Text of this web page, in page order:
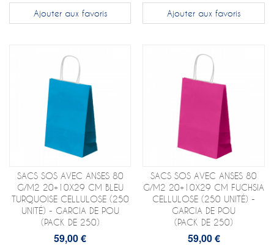
Ajouter aux favoris Ajouter aux favoris
SACS SOS AVEC ANSES 80
G/M2 20+10X29 CM BLEU
TURQUOISE CELLULOSE (250
UNITÉ) - GARCIA DE POU
(PACK DE 250)
59,00 €
SACS SOS AVEC ANSES 80
G/M2 20+10X29 CM FUCHSIA
CELLULOSE (250 UNITÉ) -
GARCIA DE POU
(PACK DE 250)
59,00 €